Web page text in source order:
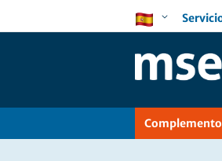
al
Lenguaje